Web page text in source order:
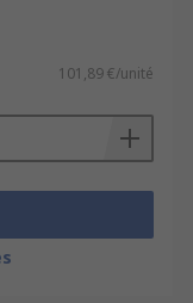
101,89 €/unité